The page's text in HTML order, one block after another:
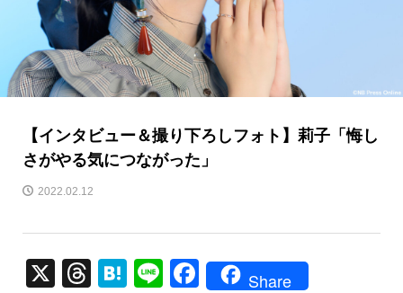
【インタビュー＆撮り下ろしフォト】莉子「悔し
さがやる気につながった」
2022.02.12
X
T
H
Li
F
Share